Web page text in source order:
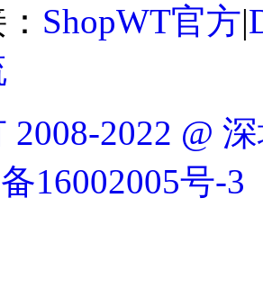
ShopWT官方|
2008-2022 @
16002005号-3